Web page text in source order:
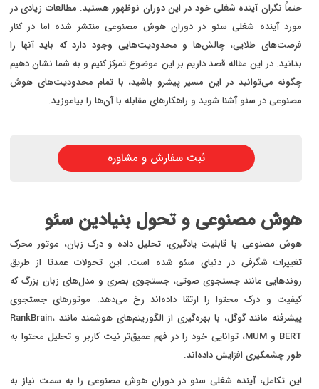
حتماً نگران آینده شغلی خود در این دوران نوظهور هستید. مطالعات زیادی در
مورد آینده شغلی سئو در دوران هوش مصنوعی منتشر شده اما در کنار
فرصت‌های طلایی، چالش‌ها و محدودیت‌هایی وجود دارد که باید آنها را
بدانید. در این مقاله قصد داریم بر این موضوع تمرکز کنیم و به شما نشان دهیم
چگونه می‌توانید در این مسیر پیشرو باشید، با تمام محدودیت‌های هوش
مصنوعی در سئو آشنا شوید و راهکارهای مقابله با آن‌ها را بیاموزید.
ثبت سفارش و مشاوره
هوش مصنوعی و تحول بنیادین سئو
هوش مصنوعی با قابلیت یادگیری، تحلیل داده و درک زبان، موتور محرک
تغییرات شگرفی در دنیای سئو شده است. این تحولات عمدتا از طریق
روندهایی مانند جستجوی صوتی، جستجوی بصری و مدل‌های زبان بزرگ که
کیفیت و درک محتوا را ارتقا داده‌اند رخ می‌دهد. موتورهای جستجوی
پیشرفته مانند گوگل، با بهره‌گیری از الگوریتم‌های هوشمند مانند RankBrain،
BERT و MUM، توانایی خود را در فهم عمیق‌تر نیت کاربر و تحلیل محتوا به
طور چشمگیری افزایش داده‌اند.
این تکامل، آینده شغلی سئو در دوران هوش مصنوعی را به سمت نیاز به